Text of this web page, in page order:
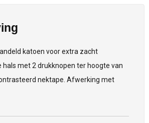
katoen voor extra zacht
hals met 2 drukknopen ter hoogte van
nektape. Afwerking met